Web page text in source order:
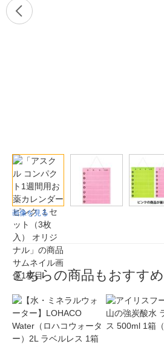
画像を見る
こちらの商品もおすすめ